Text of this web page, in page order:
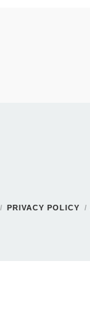
PRIVACY POLICY